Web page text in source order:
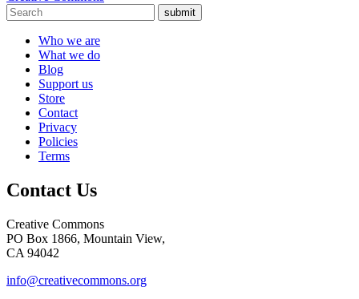
submit
Who we are
What we do
Blog
Support us
Store
Contact
Privacy
Policies
Terms
Contact Us
Creative Commons
PO Box 1866, Mountain View,
CA 94042
info@creativecommons.org